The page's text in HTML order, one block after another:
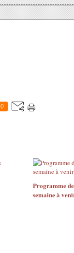
0
Programme
semaine à